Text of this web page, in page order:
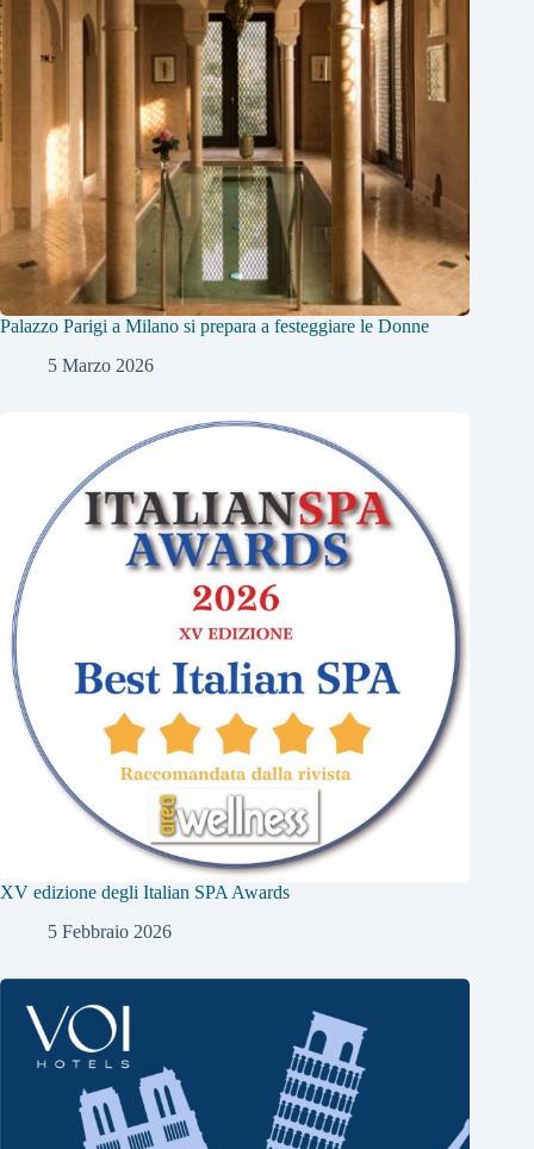
Palazzo Parigi a Milano si prepara a festeggiare le Donne
5 Marzo 2026
XV edizione degli Italian SPA Awards
5 Febbraio 2026